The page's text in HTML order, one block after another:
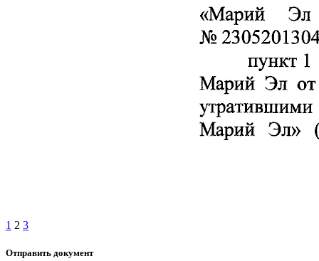
1 2 3
Отправить документ